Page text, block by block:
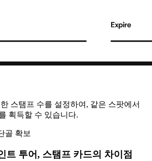
스탬프 수를 설정하여, 같은 스팟에서
획득할 수 있습니다.
골 확보
트 투어, 스탬프 카드의 차이점